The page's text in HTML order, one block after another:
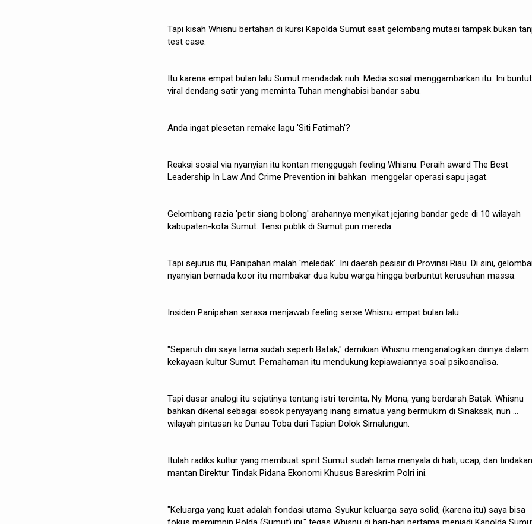
Tapi kisah Whisnu bertahan di kursi Kapolda Sumut saat gelombang mutasi tampak bukan
test case.
Itu karena empat bulan lalu Sumut mendadak riuh. Media sosial menggambarkan itu. Ini buntut
viral dendang satir yang meminta Tuhan menghabisi bandar sabu.
Anda ingat plesetan remake lagu 'Siti Fatimah'?
Reaksi sosial via nyanyian itu kontan menggugah feeling Whisnu. Peraih award The Best
Leadership In Law And Crime Prevention ini bahkan menggelar operasi sapu jagat.
Gelombang razia 'petir siang bolong' arahannya menyikat jejaring bandar gede di 10 wilayah
kabupaten-kota Sumut. Tensi publik di Sumut pun mereda.
Tapi sejurus itu, Panipahan malah 'meledak'. Ini daerah pesisir di Provinsi Riau. Di sini,
nyanyian bernada koor itu membakar dua kubu warga hingga berbuntut kerusuhan massa.
Insiden Panipahan serasa menjawab feeling serse Whisnu empat bulan lalu.
"Separuh diri saya lama sudah seperti Batak," demikian Whisnu menganalogikan dirinya dalam
kekayaan kultur Sumut. Pemahaman itu mendukung kepiawaiannya soal psikoanalisa.
Tapi dasar analogi itu sejatinya tentang istri tercinta, Ny. Mona, yang berdarah Batak. Whisnu
bahkan dikenal sebagai sosok penyayang inang simatua yang bermukim di Sinaksak, nun ...
wilayah pintasan ke Danau Toba dari Tapian Dolok Simalungun.
Itulah radiks kultur yang membuat spirit Sumut sudah lama menyala di hati, ucap, dan tindakan
mantan Direktur Tindak Pidana Ekonomi Khusus Bareskrim Polri ini.
"Keluarga yang kuat adalah fondasi utama. Syukur keluarga saya solid, (karena itu) saya bisa